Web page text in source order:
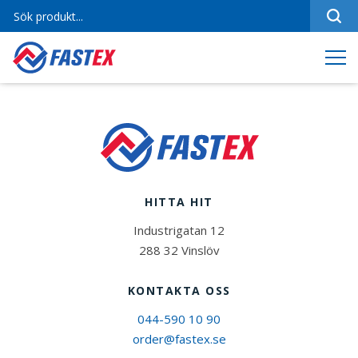
HITTA HIT
Industrigatan 12
288 32 Vinslöv
KONTAKTA OSS
044-590 10 90
order@fastex.se
Varumärken
Jobba hos oss
Kontakt